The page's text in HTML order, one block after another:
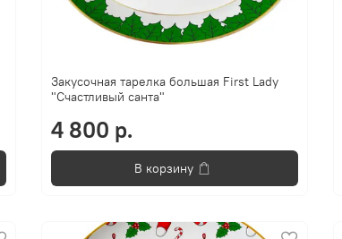
Закусочная тарелка большая First Lady
"Счастливый санта"
4 800 р.
В корзину